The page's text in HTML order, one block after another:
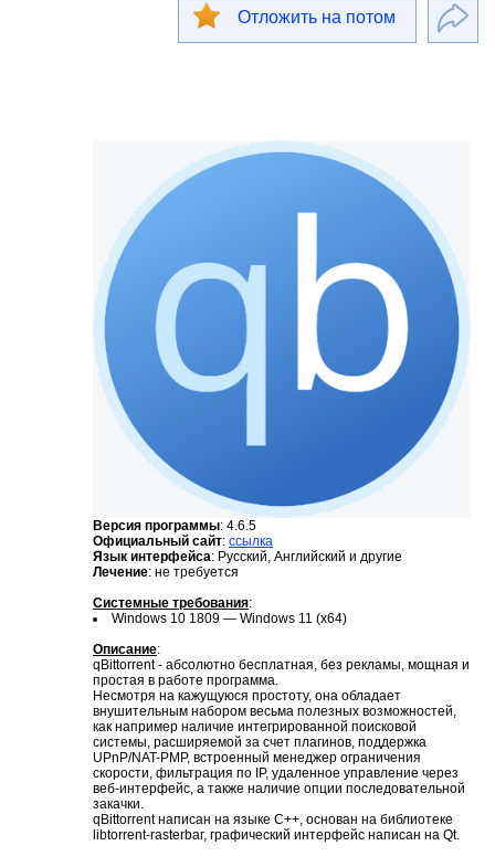
Отложить на потом
Версия программы: 4.6.5
Официальный сайт: ссылка
Язык интерфейса: Русский, Английский и другие
Лечение: не требуется
Системные требования:
Windows 10 1809 — Windows 11 (x64)
Описание:
qBittorrent - абсолютно бесплатная, без рекламы, мощная и
простая в работе программа.
Несмотря на кажущуюся простоту, она обладает
внушительным набором весьма полезных возможностей,
как например наличие интегрированной поисковой
системы, расширяемой за счет плагинов, поддержка
UPnP/NAT-PMP, встроенный менеджер ограничения
скорости, фильтрация по IP, удаленное управление через
веб-интерфейс, а также наличие опции последовательной
закачки.
qBittorrent написан на языке C++, основан на библиотеке
libtorrent-rasterbar, графический интерфейс написан на Qt.